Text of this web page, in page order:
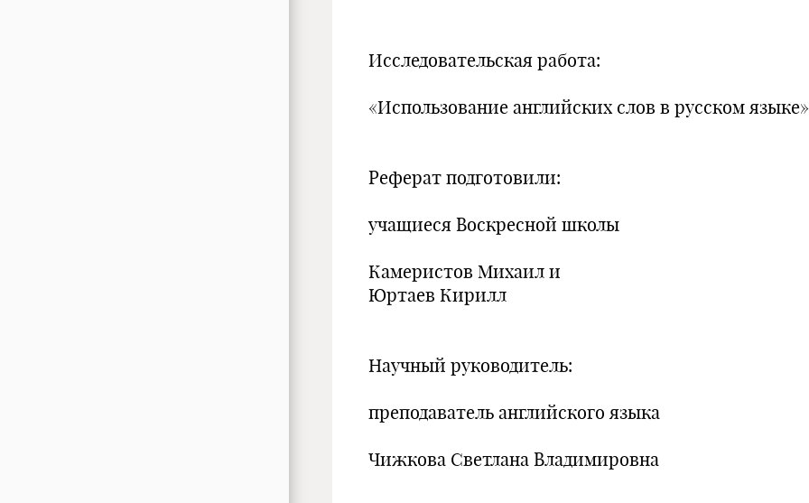
Исследовательская работа:
«Использование английских слов в русском языке»
Реферат подготовили:
учащиеся Воскресной школы
Камеристов Михаил и
Юртаев Кирилл
Научный руководитель:
преподаватель английского языка
Чижкова Светлана Владимировна